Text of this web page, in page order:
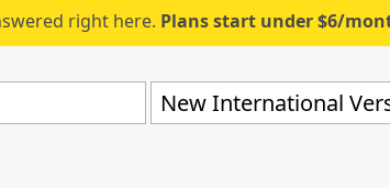
right here. Plans start under $6/
New International